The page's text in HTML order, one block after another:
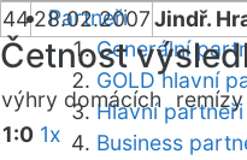
Partneři
Generální
GOLD hlavní
Hlavní partneři
Business
44 28.02.2007Jindř.
Četnost
výhry domácích
1:0 1x